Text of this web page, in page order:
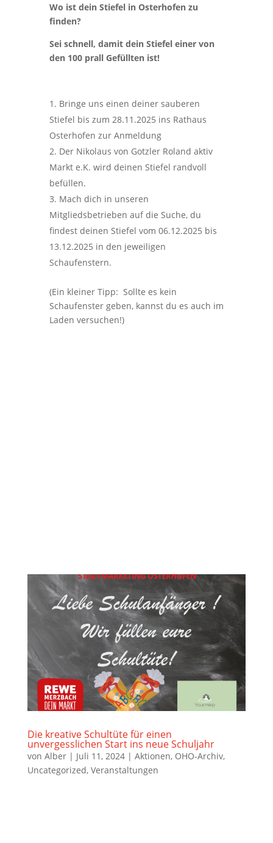
Wo ist dein Stiefel in Osterhofen zu
finden?
Sei schnell, damit dein Stiefel einer von
den 100 prall Gefüllten ist!
Bringe uns einen deiner sauberen
Stiefel bis zum 28.11.2025 ins Rathaus
Osterhofen zur Anmeldung
Der Nikolaus von Gotzler Roland aktiv
Markt e.K. wird deinen Stiefel randvoll
befüllen.
Mach dich in unseren
Mitgliedsbetrieben auf die Suche, du
findest deinen Stiefel vom 06.12.2025 bis
13.12.2025 in den jeweiligen
Schaufenstern.
(Ein kleiner Tipp: Sollte es kein
Schaufenster geben, kannst du es auch im
Laden versuchen!)
Die kreative Schultüte für einen
unvergesslichen Start ins neue Schuljahr
von Alber| Juli 11, 2024| Aktionen, OHO-Archiv,
Uncategorized, Veranstaltungen